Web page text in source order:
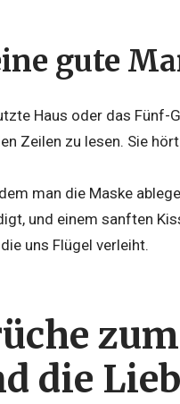
gute
Haus oder das Fünf-
Zeilen zu lesen. Sie
man die Maske
und einem sanften
uns Flügel verleiht.
die